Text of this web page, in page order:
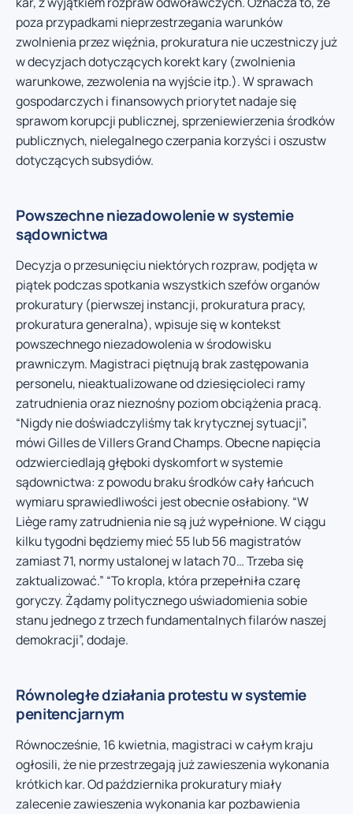
poza przypadkami nieprzestrzegania warunków
zwolnienia przez więźnia, prokuratura nie uczestniczy już
w decyzjach dotyczących korekt kary (zwolnienia
warunkowe, zezwolenia na wyjście itp.). W sprawach
gospodarczych i finansowych priorytet nadaje się
sprawom korupcji publicznej, sprzeniewierzenia środków
publicznych, nielegalnego czerpania korzyści i oszustw
dotyczących subsydiów.
Powszechne niezadowolenie w systemie
sądownictwa
Decyzja o przesunięciu niektórych rozpraw, podjęta w
piątek podczas spotkania wszystkich szefów organów
prokuratury (pierwszej instancji, prokuratura pracy,
prokuratura generalna), wpisuje się w kontekst
powszechnego niezadowolenia w środowisku
prawniczym. Magistraci piętnują brak zastępowania
personelu, nieaktualizowane od dziesięcioleci ramy
zatrudnienia oraz nieznośny poziom obciążenia pracą.
“Nigdy nie doświadczyliśmy tak krytycznej sytuacji”,
mówi Gilles de Villers Grand Champs. Obecne napięcia
odzwierciedlają głęboki dyskomfort w systemie
sądownictwa: z powodu braku środków cały łańcuch
wymiaru sprawiedliwości jest obecnie osłabiony. “W
Liège ramy zatrudnienia nie są już wypełnione. W ciągu
kilku tygodni będziemy mieć 55 lub 56 magistratów
zamiast 71, normy ustalonej w latach 70… Trzeba się
zaktualizować.” “To kropla, która przepełniła czarę
goryczy. Żądamy politycznego uświadomienia sobie
stanu jednego z trzech fundamentalnych filarów naszej
demokracji”, dodaje.
Równoległe działania protestu w systemie
penitencjarnym
Równocześnie, 16 kwietnia, magistraci w całym kraju
ogłosili, że nie przestrzegają już zawieszenia wykonania
krótkich kar. Od października prokuratury miały
zalecenie zawieszenia wykonania kar pozbawienia